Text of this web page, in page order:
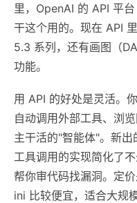
里，OpenAI 的 API 平
干这个用的。现在 API
5.3 系列，还有画图（
功能。
用 API 的好处是灵活。
自动调用外部工具、浏
主干活的"智能体"。新
工具调用的实现简化了
帮你审代码找漏洞。定
ini 比较便宜，适合大规